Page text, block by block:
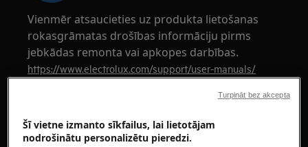
Vienmēr atsaucieties uz produkta lietošanas
rokasgrāmatas drošības informāciju pirms
jebkādas remonta vai apkopes darbības.
https://www.electrolux.com/support/user-manuals/
Šī vietne izmanto sīkfailus, lai lietotājam
nodrošinātu personalizētu pieredzi.
Turpināt bez akcepta